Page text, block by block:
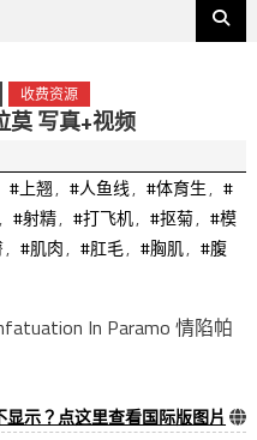
收费资源
莫 写真+视频
#上翘, #人鱼线, #体育生, #
, #射精, #打飞机, #抠菊, #模
, #肌肉, #肛毛, #胸肌, #腹
In Paramo 情陷帕
显示？点这里查看国际版图片